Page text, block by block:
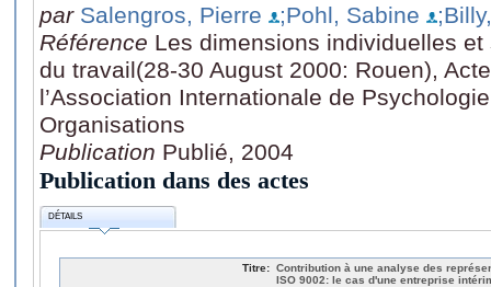
par Salengros, Pierre ;Pohl, Sabine
Référence Les dimensions individuelles
du travail(28-30 August 2000: Rouen),
l’Association Internationale de
Organisations
Publication Publié, 2004
Publication dans des actes
DÉTAILS
Titre: Contribution à une analyse des
ISO 9002: le cas d'une entreprise